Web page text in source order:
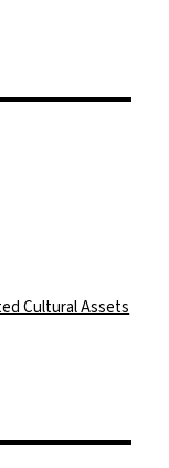
Cultural Assets